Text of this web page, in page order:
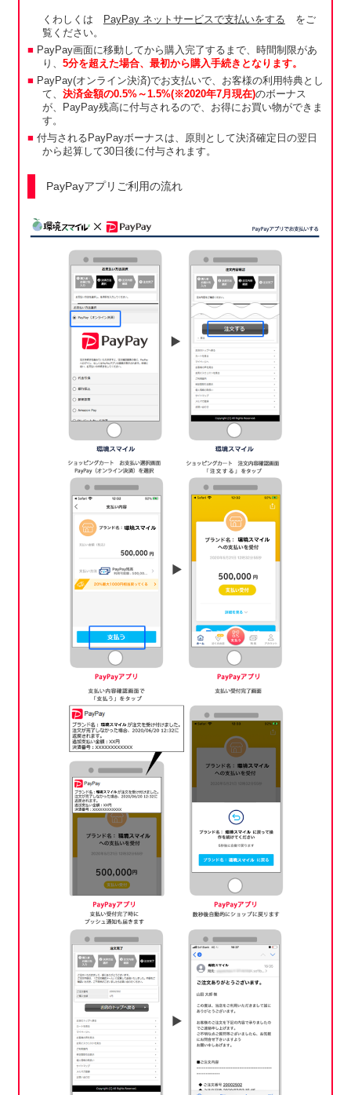
くわしくは PayPay ネットサービスで支払いをする をご
覧ください。
PayPay画面に移動してから購入完了するまで、時間制限があ
り、 5分を超えた場合、最初から購入手続きとなります。
PayPay(オンライン決済)でお支払いで、お客様の利用特典とし
て、 決済金額の0.5%～1.5%(※2020年7月現在)のボーナス
が、PayPay残高に付与されるので、お得にお買い物ができま
す。
付与されるPayPayボーナスは、原則として決済確定日の翌日
から起算して30日後に付与されます。
PayPayアプリご利用の流れ